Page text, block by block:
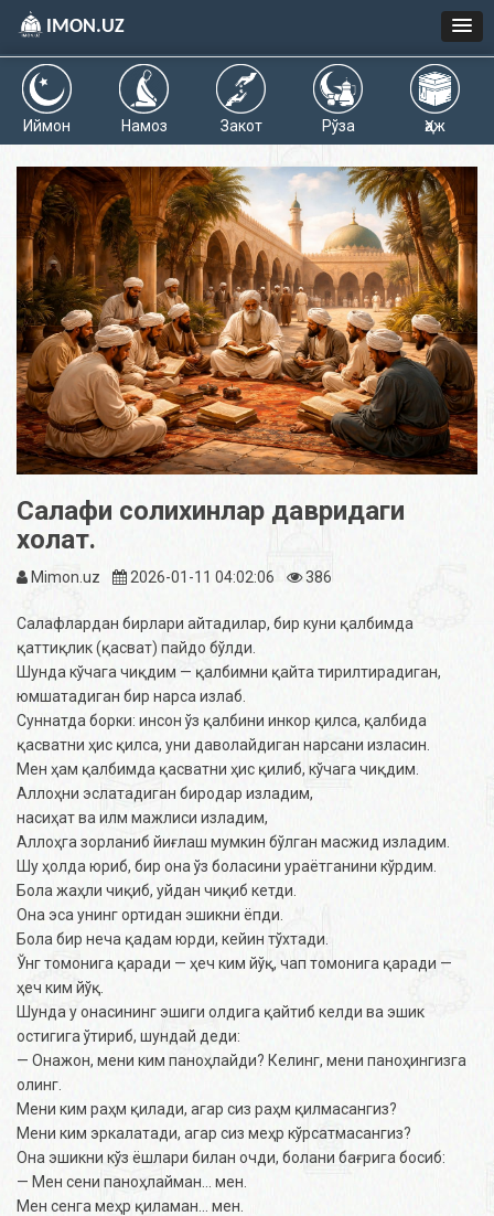
IMON.UZ
Иймон Намоз Закот Рўза Ҳаж
Салафи солихинлар давридаги
холат.
Mimon.uz 2026-01-11 04:02:06 386
Салафлардан бирлари айтадилар, бир куни қалбимда
қаттиқлик (қасват) пайдо бўлди.
Шунда кўчага чиқдим — қалбимни қайта тирилтирадиган,
юмшатадиган бир нарса излаб.
Суннатда борки: инсон ўз қалбини инкор қилса, қалбида
қасватни ҳис қилса, уни даволайдиган нарсани изласин.
Мен ҳам қалбимда қасватни ҳис қилиб, кўчага чиқдим.
Аллоҳни эслатадиган биродар изладим,
насиҳат ва илм мажлиси изладим,
Аллоҳга зорланиб йиғлаш мумкин бўлган масжид изладим.
Шу ҳолда юриб, бир она ўз боласини ураётганини кўрдим.
Бола жаҳли чиқиб, уйдан чиқиб кетди.
Она эса унинг ортидан эшикни ёпди.
Бола бир неча қадам юрди, кейин тўхтади.
Ўнг томонига қаради — ҳеч ким йўқ, чап томонига қаради —
ҳеч ким йўқ.
Шунда у онасининг эшиги олдига қайтиб келди ва эшик
остигига ўтириб, шундай деди:
— Онажон, мени ким паноҳлайди? Келинг, мени паноҳингизга
олинг.
Мени ким раҳм қилади, агар сиз раҳм қилмасангиз?
Мени ким эркалатади, агар сиз меҳр кўрсатмасангиз?
Она эшикни кўз ёшлари билан очди, болани бағрига босиб:
— Мен сени паноҳлайман… мен.
Мен сенга меҳр қиламан… мен.